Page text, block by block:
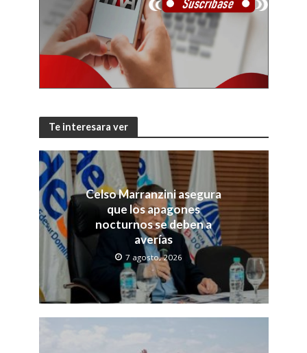
Te interesara ver
Celso Marranzini asegura
que los apagones
nocturnos se deben a
averías
7 agosto, 2026